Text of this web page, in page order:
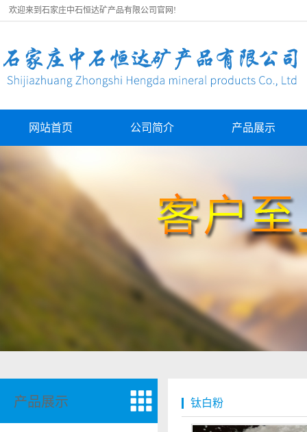
欢迎来到石家庄中石恒达矿产品有限公司官网!
网站首页 公司简介 产品展示
产品展示 钛白粉